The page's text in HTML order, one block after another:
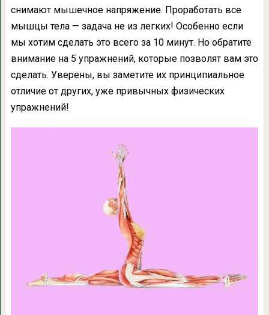
снимают мышечное напряжение. Проработать все
мышцы тела — задача не из легких! Особенно если
мы хотим сделать это всего за 10 минут. Но обратите
внимание на 5 упражнений, которые позволят вам это
сделать. Уверены, вы заметите их принципиальное
отличие от других, уже привычных физических
упражнений!